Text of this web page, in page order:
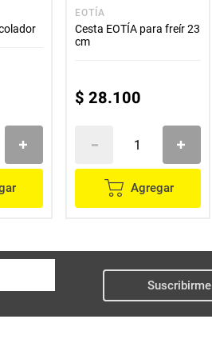
EOTÍA
Cesta EOTÍA para freír 23
cm
$ 28.100
Agregar
Suscribirme